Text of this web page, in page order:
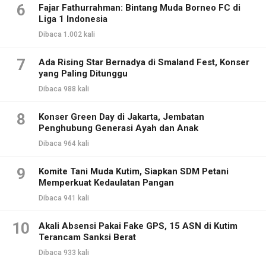
6
Fajar Fathurrahman: Bintang Muda Borneo FC di
Liga 1 Indonesia
Dibaca 1.002 kali
7
Ada Rising Star Bernadya di Smaland Fest, Konser
yang Paling Ditunggu
Dibaca 988 kali
8
Konser Green Day di Jakarta, Jembatan
Penghubung Generasi Ayah dan Anak
Dibaca 964 kali
9
Komite Tani Muda Kutim, Siapkan SDM Petani
Memperkuat Kedaulatan Pangan
Dibaca 941 kali
10
Akali Absensi Pakai Fake GPS, 15 ASN di Kutim
Terancam Sanksi Berat
Dibaca 933 kali